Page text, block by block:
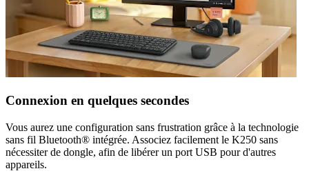
Connexion en quelques secondes
Vous aurez une configuration sans frustration grâce à la technologie
sans fil Bluetooth® intégrée. Associez facilement le K250 sans
nécessiter de dongle, afin de libérer un port USB pour d'autres
appareils.